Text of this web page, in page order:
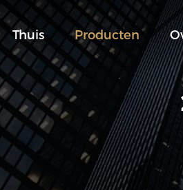
Thuis Producten